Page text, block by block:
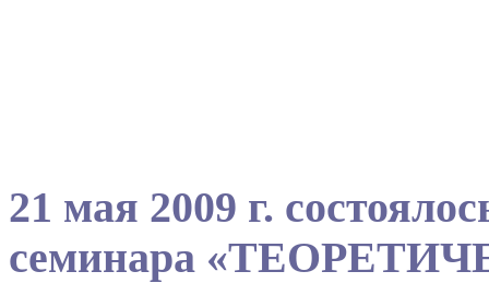
21 мая 2009 г.
семинара